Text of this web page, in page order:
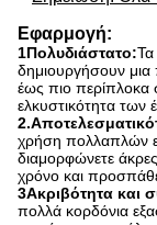
Εφαρμογή:
1Πολυδιάστατο:Τα
δημιουργήσουν μια
έως πιο περίπλοκα
ελκυστικότητα των
χρήση πολλαπλών
διαμορφώνετε
χρόνο και
3Ακριβότητα και
πολλά κορδόνια